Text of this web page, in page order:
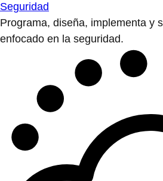
Seguridad
Programa, diseña, implementa y
enfocado en la seguridad.